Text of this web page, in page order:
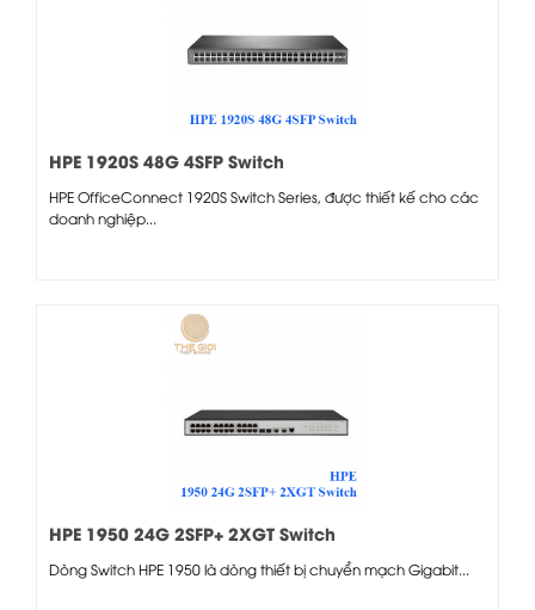
HPE 1920S 48G 4SFP Switch
HPE OfficeConnect 1920S Switch Series, được thiết kế cho các
doanh nghiệp...
HPE 1950 24G 2SFP+ 2XGT Switch
Dòng Switch HPE 1950 là dòng thiết bị chuyển mạch Gigabit...